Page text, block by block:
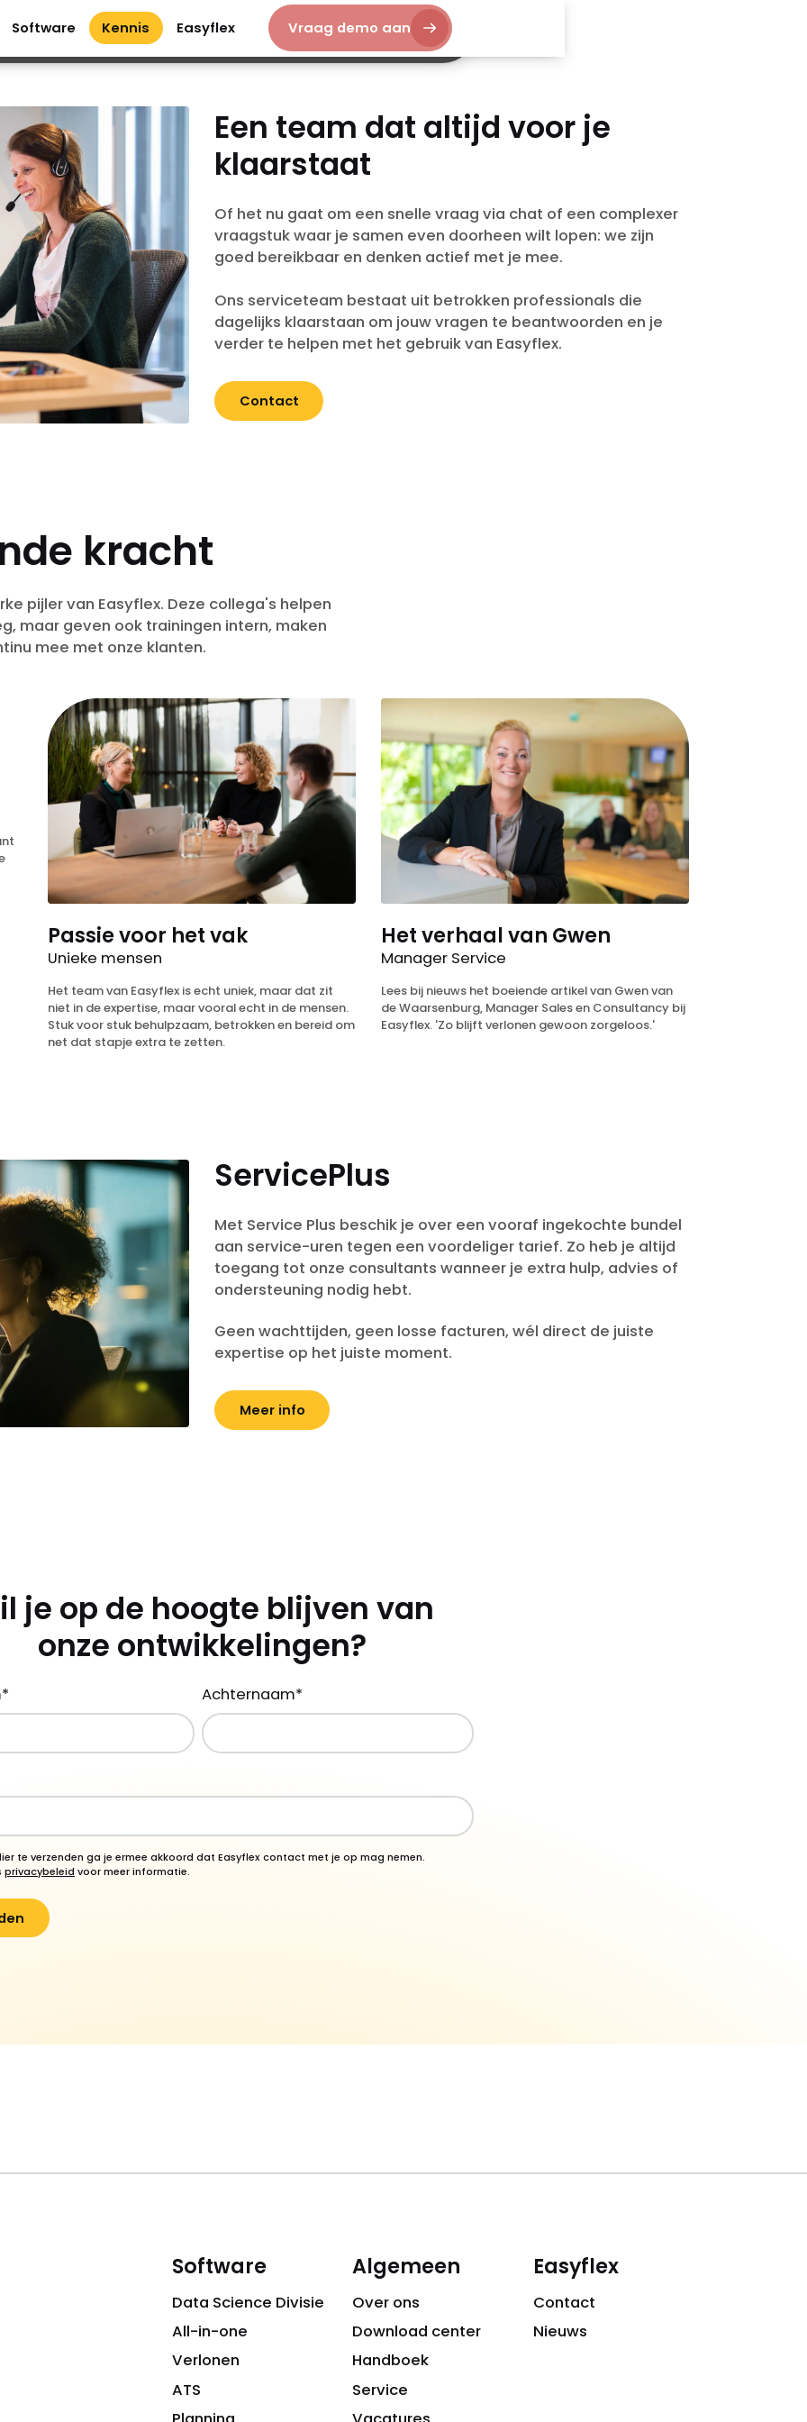
Software Kennis Easyflex Vraag demo aan
Software Kennis Easyflex Vraag demo aan
Een team dat altijd voor je
klaarstaat
Of het nu gaat om een snelle vraag via chat of een complexer
vraagstuk waar je samen even doorheen wilt lopen: we zijn
goed bereikbaar en denken actief met je mee.
Ons serviceteam bestaat uit betrokken professionals die
dagelijks klaarstaan om jouw vragen te beantwoorden en je
verder te helpen met het gebruik van Easyflex.
Contact
kracht
pijler van Easyflex. Deze collega's helpen
maar geven ook trainingen intern, maken
mee met onze klanten.
Passie voor het vak
Unieke mensen
Het team van Easyflex is echt uniek, maar dat zit
niet in de expertise, maar vooral echt in de mensen.
Stuk voor stuk behulpzaam, betrokken en bereid om
net dat stapje extra te zetten.
Het verhaal van Gwen
Manager Service
Lees bij nieuws het boeiende artikel van Gwen van
de Waarsenburg, Manager Sales en Consultancy bij
Easyflex. 'Zo blijft verlonen gewoon zorgeloos.'
ServicePlus
Met Service Plus beschik je over een vooraf ingekochte bundel
aan service-uren tegen een voordeliger tarief. Zo heb je altijd
toegang tot onze consultants wanneer je extra hulp, advies of
ondersteuning nodig hebt.
Geen wachttijden, geen losse facturen, wél direct de juiste
expertise op het juiste moment.
Meer info
je op de hoogte blijven van
onze ontwikkelingen?
* Achternaam*
te verzenden ga je ermee akkoord dat Easyflex contact met je op mag nemen.
privacybeleid voor meer informatie.
Software
Data Science Divisie
All-in-one
Verlonen
ATS
Algemeen
Over ons
Download center
Handboek
Service
Easyflex
Contact
Nieuws